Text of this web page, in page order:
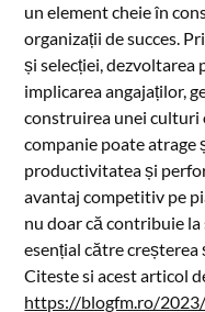
un element cheie în
organizații de succes.
și selecției, dezvoltarea
implicarea angajaților,
construirea unei culturi
companie poate
productivitatea și
avantaj competitiv pe
nu doar că contribuie la
esențial către
Citeste si acest articol
https://blogfm.ro/